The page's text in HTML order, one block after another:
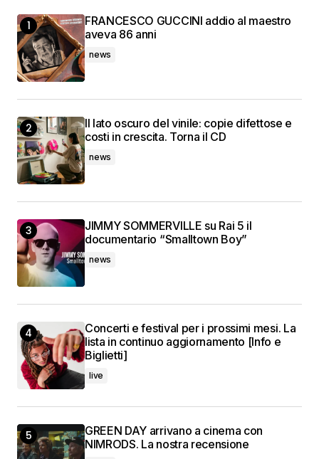
FRANCESCO GUCCINI addio al maestro
aveva 86 anni
news
Il lato oscuro del vinile: copie difettose e
costi in crescita. Torna il CD
news
JIMMY SOMMERVILLE su Rai 5 il
documentario “Smalltown Boy”
news
Concerti e festival per i prossimi mesi. La
lista in continuo aggiornamento [Info e
Biglietti]
live
GREEN DAY arrivano a cinema con
NIMRODS. La nostra recensione